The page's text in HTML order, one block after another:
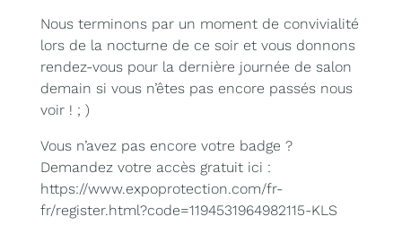
Nous terminons par un moment de convivialité
lors de la nocturne de ce soir et vous donnons
rendez-vous pour la dernière journée de salon
demain si vous n’êtes pas encore passés nous
voir ! ; )
Vous n’avez pas encore votre badge ?
Demandez votre accès gratuit ici :
https://www.expoprotection.com/fr-
fr/register.html?code=1194531964982115-KLS